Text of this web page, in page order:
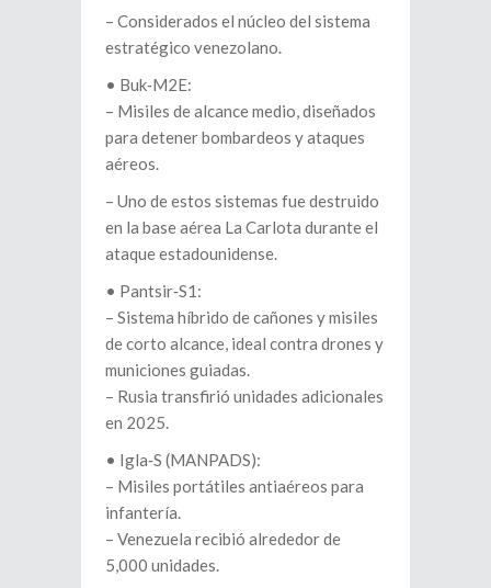
– Considerados el núcleo del sistema
estratégico venezolano.
•⁠ ⁠Buk‑M2E:
– Misiles de alcance medio, diseñados
para detener bombardeos y ataques
aéreos.
– Uno de estos sistemas fue destruido
en la base aérea La Carlota durante el
ataque estadounidense.
•⁠ ⁠Pantsir‑S1:
– Sistema híbrido de cañones y misiles
de corto alcance, ideal contra drones y
municiones guiadas.
– Rusia transfirió unidades adicionales
en 2025.
•⁠ ⁠Igla‑S (MANPADS):
– Misiles portátiles antiaéreos para
infantería.
– Venezuela recibió alrededor de
5,000 unidades.